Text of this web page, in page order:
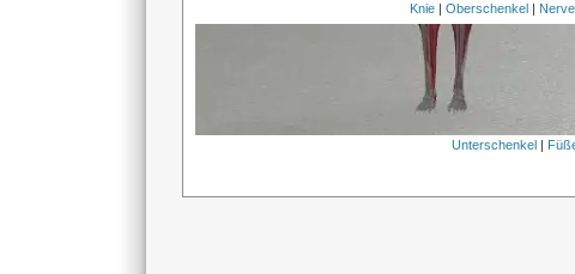
Knie| Oberschenkel
Unterschenkel |